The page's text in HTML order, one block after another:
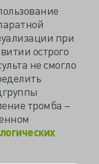
при
острого
не смогло
тромба –